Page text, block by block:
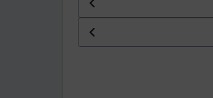
Uhrzeit der Hinfahrt